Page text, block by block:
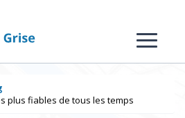
plus fiables de tous les temps